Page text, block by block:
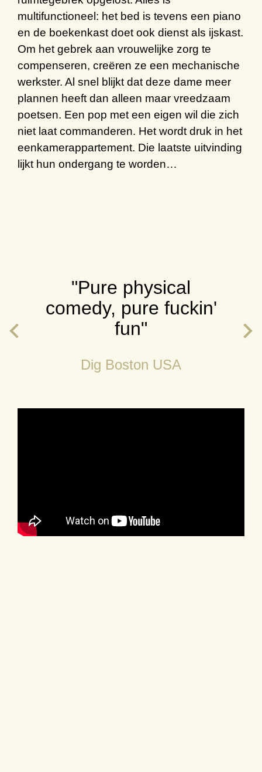
multifunctioneel: het bed is tevens een piano
en de boekenkast doet ook dienst als ijskast.
Om het gebrek aan vrouwelijke zorg te
compenseren, creëren ze een mechanische
werkster. Al snel blijkt dat deze dame meer
plannen heeft dan alleen maar vreedzaam
poetsen. Een pop met een eigen wil die zich
niet laat commanderen. Het wordt druk in het
eenkamerappartement. Die laatste uitvinding
lijkt hun ondergang te worden…
"Pure physical
comedy, pure fuckin'
fun"
Dig Boston USA